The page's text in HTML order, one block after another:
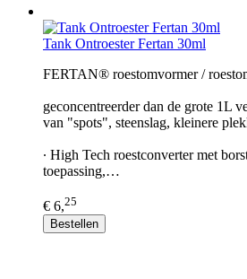
Tank Ontroester Fertan 30ml
FERTAN® roestomvormer /
geconcentreerder dan de grote 1L
van "spots", steenslag, kleinere
∙ High Tech roestconverter met
toepassing,…
€ 6,25
Bestellen